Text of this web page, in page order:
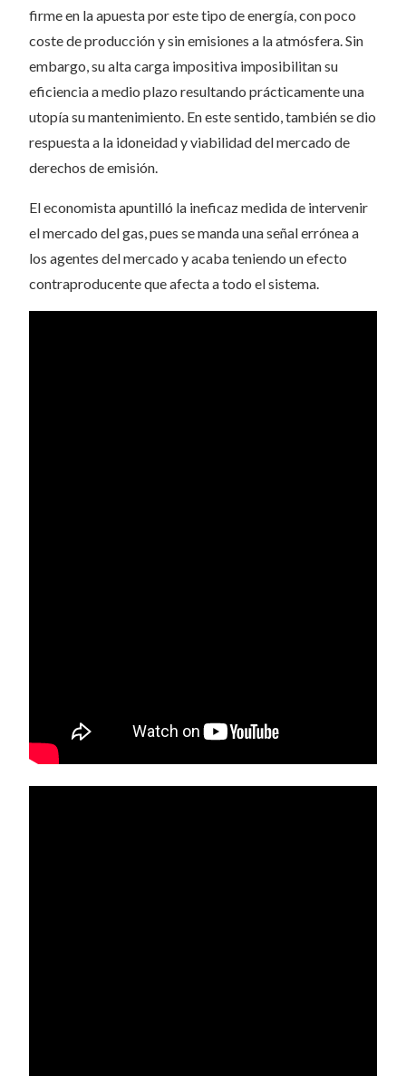
firme en la apuesta por este tipo de energía, con poco
coste de producción y sin emisiones a la atmósfera. Sin
embargo, su alta carga impositiva imposibilitan su
eficiencia a medio plazo resultando prácticamente una
utopía su mantenimiento. En este sentido, también se dio
respuesta a la idoneidad y viabilidad del mercado de
derechos de emisión.
El economista apuntilló la ineficaz medida de intervenir
el mercado del gas, pues se manda una señal errónea a
los agentes del mercado y acaba teniendo un efecto
contraproducente que afecta a todo el sistema.